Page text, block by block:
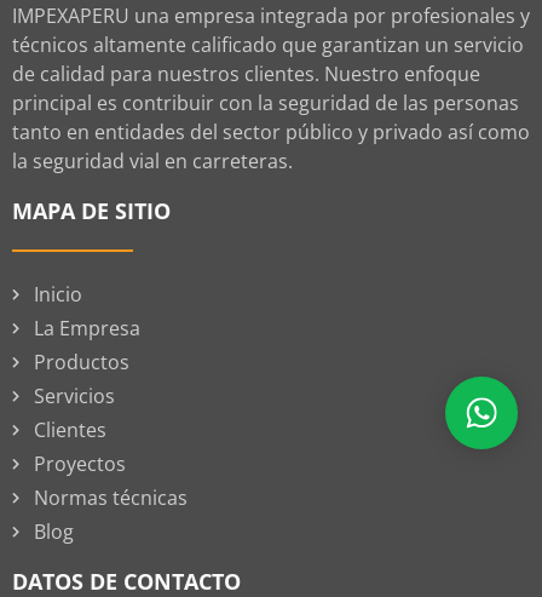
IMPEXAPERU una empresa integrada por profesionales y
técnicos altamente calificado que garantizan un servicio
de calidad para nuestros clientes. Nuestro enfoque
principal es contribuir con la seguridad de las personas
tanto en entidades del sector público y privado así como
la seguridad vial en carreteras.
MAPA DE SITIO
Inicio
La Empresa
Productos
Servicios
Clientes
Proyectos
Normas técnicas
Blog
DATOS DE CONTACTO